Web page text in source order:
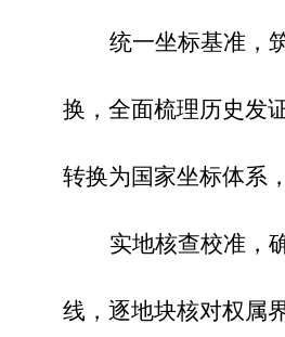
统一坐标基准，
换，全面梳理历史发
转换为国家坐标体系
实地核查校准，
线，逐地块核对权属